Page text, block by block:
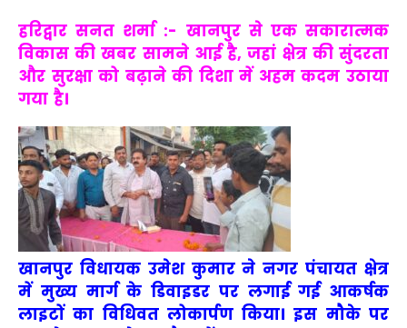
हरिद्वार सनत शर्मा :- खानपुर से एक सकारात्मक
विकास की खबर सामने आई है, जहां क्षेत्र की सुंदरता
और सुरक्षा को बढ़ाने की दिशा में अहम कदम उठाया
गया है।
खानपुर विधायक उमेश कुमार ने नगर पंचायत क्षेत्र
में मुख्य मार्ग के डिवाइडर पर लगाई गई आकर्षक
लाइटों का विधिवत लोकार्पण किया। इस मौके पर